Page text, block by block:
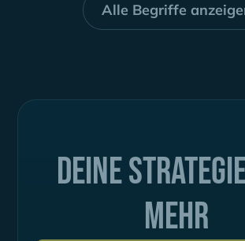
Alle Begriffe
Deine
mehr